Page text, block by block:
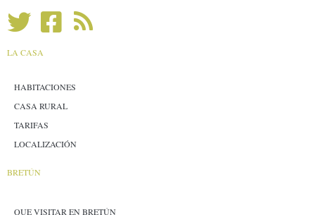
LA CASA
HABITACIONES
CASA RURAL
TARIFAS
LOCALIZACIÓN
BRETÚN
QUE VISITAR EN BRETÚN